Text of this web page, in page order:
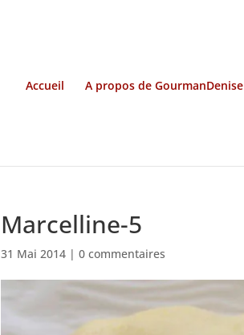
Accueil A propos de GourmanDenise
Marcelline-5
31 Mai 2014 | 0 commentaires